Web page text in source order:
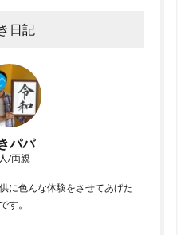
日記
パパ
/両親
に色んな体験をさせてあげた
す。